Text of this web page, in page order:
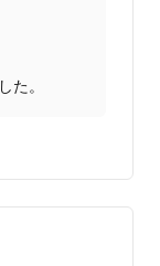
た。